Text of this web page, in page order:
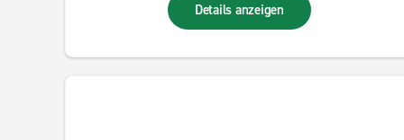
Details anzeigen